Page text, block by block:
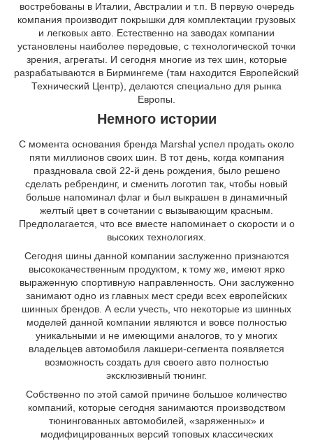
востребованы в Италии, Австралии и т.п. В первую очередь
компания производит покрышки для комплектации грузовых
и легковых авто. Естественно на заводах компании
установлены наиболее передовые, с технологической точки
зрения, агрегаты. И сегодня многие из тех шин, которые
разрабатываются в Бирмингеме (там находится Европейский
Технический Центр), делаются специально для рынка
Европы.
Немного истории
С момента основания бренда Marshal успел продать около
пяти миллионов своих шин. В тот день, когда компания
праздновала свой 22-й день рождения, было решено
сделать ребрендинг, и сменить логотип так, чтобы новый
больше напоминал флаг и был выкрашен в динамичный
желтый цвет в сочетании с вызывающим красным.
Предполагается, что все вместе напоминает о скорости и о
высоких технологиях.
Сегодня шины данной компании заслуженно признаются
высококачественным продуктом, к тому же, имеют ярко
выраженную спортивную направленность. Они заслуженно
занимают одно из главных мест среди всех европейских
шинных брендов. А если учесть, что некоторые из шинных
моделей данной компании являются и вовсе полностью
уникальными и не имеющими аналогов, то у многих
владельцев автомобиля лакшери-сегмента появляется
возможность создать для своего авто полностью
эксклюзивный тюнинг.
Собственно по этой самой причине большое количество
компаний, которые сегодня занимаются производством
тюнингованных автомобилей, «заряженных» и
модифицированных версий топовых классических